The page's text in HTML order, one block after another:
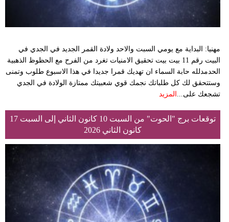
مهنيا: البداية مع يومي السبت والاحد ولادة القمر الجديد في الجدي في
البيت رقم 11 بيت بيت تحقيق الامنيات تغرد من الفرح مع الحظوظ الذهبية
الحدمدلله حابة السماء ان تهديك قمرا جديدا في هذا الاسبوع طلوب وتمنى
وستتحقق لك كل طلباتك نجمك قوي شعبيتك ممتازة الولادة في الجدي
تشجعك على... المزيد
توقعات برج "الحوت" من السبت 10 كانون الثاني إلى السبت 17
كانون الثاني 2026